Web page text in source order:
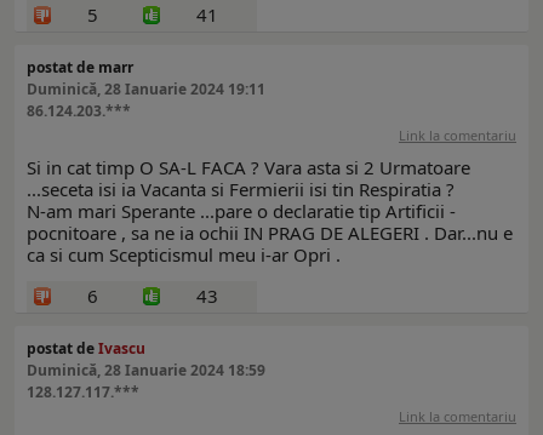
5
41
postat de marr
Duminică, 28 Ianuarie 2024 19:11
86.124.203.***
Link la comentariu
Si in cat timp O SA-L FACA ? Vara asta si 2 Urmatoare
...seceta isi ia Vacanta si Fermierii isi tin Respiratia ?
N-am mari Sperante ...pare o declaratie tip Artificii -
pocnitoare , sa ne ia ochii IN PRAG DE ALEGERI . Dar...nu e
ca si cum Scepticismul meu i-ar Opri .
6
43
postat deIvascu
Duminică, 28 Ianuarie 2024 18:59
128.127.117.***
Link la comentariu